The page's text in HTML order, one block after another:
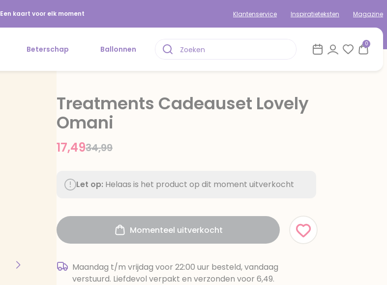
Een kaart voor elk moment Klantenservice Inspiratieteksten Magazine
Beterschap Ballonnen
0
Treatments Cadeauset Lovely
Omani
Price reduced from
34,99to
17,49
Let op: Helaas is het product op dit moment uitverkocht
Momenteel uitverkocht
Maandag t/m vrijdag voor 22:00 uur besteld, vandaag
verstuurd. Liefdevol verpakt en verzonden voor 6,49.